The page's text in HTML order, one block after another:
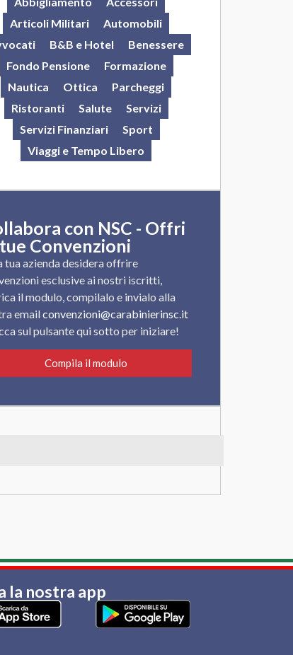
Articoli Militari
Automobili
B&B e Hotel
Benessere
Fondo Pensione
Formazione
Nautica
Ottica
Parcheggi
Ristoranti
Salute
Servizi
Servizi Finanziari
Sport
Viaggi e Tempo Libero
con NSC - Offri
Convenzioni
tua azienda desidera offrire
esclusive ai nostri iscritti,
il modulo, compilalo e invialo alla
emailconvenzioni@carabinierinsc.it
sul pulsante qui sotto per iniziare!
Compila il modulo
la nostra app